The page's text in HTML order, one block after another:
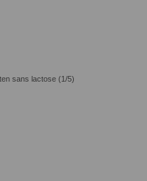
sans lactose (1/5)